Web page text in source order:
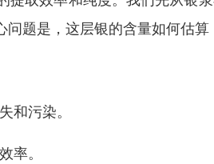
题是，这层银的含量如何估算
和污染。
率。